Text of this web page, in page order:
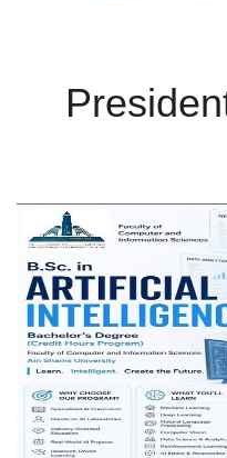
المراكز والوحدات
الإعلام
تواصل معنا
الطلاب
هيئة التدريس